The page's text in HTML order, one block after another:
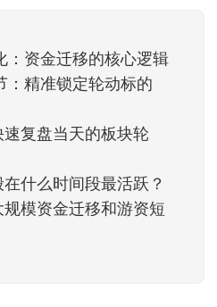
看下来，跌幅超过3%的只有不到
：资金迁移的核心逻辑
：精准锁定轮动标的
复盘当天的板块轮
什么时间段最活跃？
模资金迁移和游资短